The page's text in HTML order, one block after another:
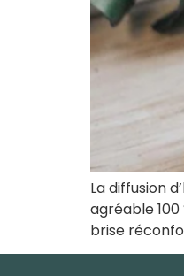
La diffusion
agréable
brise